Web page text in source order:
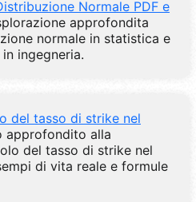
Normale PDF e
approfondita
normale in statistica e
ingegneria.
del tasso di strike nel
approfondito alla
del tasso di strike nel
di vita reale e formule